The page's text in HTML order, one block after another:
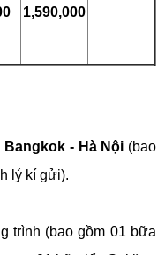
1,590,000
Bangkok - Hà Nội (bao
lý kí gửi).
trình (bao gồm 01 bữa